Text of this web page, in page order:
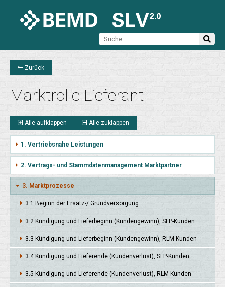
Zurück
Marktrolle Lieferant
Alle aufklappen Alle zuklappen
1. Vertriebsnahe Leistungen
2. Vertrags- und Stammdatenmanagement Marktpartner
3. Marktprozesse
3.1 Beginn der Ersatz-/ Grund­versorgung
3.2 Kündigung und Liefer­beginn (Kunden­gewinn), SLP-Kunden
3.3 Kündigung und Liefer­beginn (Kunden­gewinn), RLM-Kunden
3.4 Kündigung und Liefer­ende (Kunden­verlust), SLP-Kunden
3.5 Kündigung und Liefer­ende (Kunden­verlust), RLM-Kunden